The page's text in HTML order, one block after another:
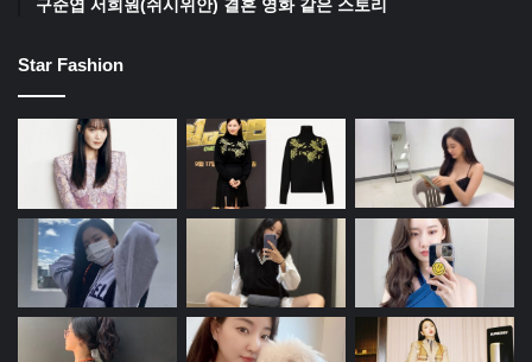
구준엽 서희원(쉬시위안) 결혼 영화 같은 스토리
Star Fashion